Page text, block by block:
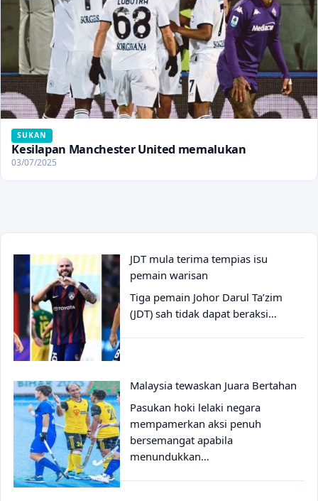
SUKAN
Kesilapan Manchester United memalukan
03/07/2025
JDT mula terima tempias isu
pemain warisan
Tiga pemain Johor Darul Ta’zim
(JDT) sah tidak dapat beraksi…
Malaysia tewaskan Juara Bertahan
Pasukan hoki lelaki negara
mempamerkan aksi penuh
bersemangat apabila
menundukkan…